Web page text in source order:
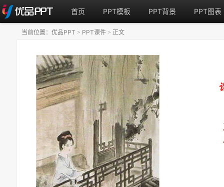
首页 PPT模板 PPT背景 PPT图表
当前位置： 优品PPT > PPT课件 > 正文